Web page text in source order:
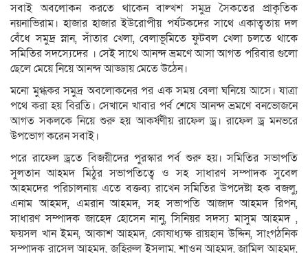
সবাই অবলোকন করতে থাকেন বাল্খশ সমুদ্র সৈকতের প্রাকৃতিক
নয়নাভিরাম। হাজার হাজার ইউরোপীয় পর্যটকদের সাথে একাত্বতায় দল
বেঁধে সমুদ্র স্নান, সাঁতার খেলা, বেলাভূমিতে ফুটবল খেলা চলতে থাকে
সমিতির সদস্যেদের । সেই সাথে আনন্দ ভ্রমণে আসা আগত পরিবার গুলো
ছেলে মেয়ে নিয়ে আনন্দ আড্ডায় মেতে উঠেন।
মনো মুগ্ধকর সমুদ্র অবলোকনের পর এক সময় বেলা ঘনিয়ে আসে। যাত্রা
পথে করা হয় বিরতি। সেখানে খাবার পর্ব শেষে আনন্দ ভ্রমণে বনভোজনে
আগত সকলকে নিয়ে শুরু হয় আকর্ষণীয় রাফেল ড্র। রাফেল ড্র মনভরে
উপভোগ করেন সবাই।
পরে রাফেল ড্রতে বিজয়ীদের পুরস্কার পর্ব শুরু হয়। সমিতির সভাপতি
সুলতান আহমদ মিঠুর সভাপতিত্বে ও সহ সাধারণ সম্পাদক সুবেল
আহমদের পরিচালনায় এতে বক্তব্য রাখেন সমিতির উপদেষ্টা হক বজলু,
এনাম আহমদ, এমরান আহমদ, সহ সভাপতি আজাদ আহমদ রিপন,
সাধারণ সম্পাদক জাহেদ হোসেন নানু, সিনিয়র সদস্য মাসুম আহমদ ,
ফয়সল খান ইমন, আকাশ আহমদ, কোষাধ্যক্ষ রায়হান উদ্দিন, সাংগঠনিক
সম্পাদক রাসেল আহমদ, জহিরুল ইসলাম, শাওন আহমদ, জামিল আহমদ,